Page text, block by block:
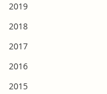
2019
2018
2017
2016
2015